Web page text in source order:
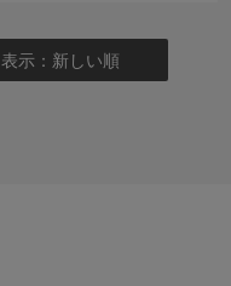
表示：新しい順